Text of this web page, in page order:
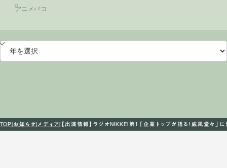
TOP お知らせメディア 【出演情報】ラジオNIKKEI第1 「企業トップが語る！威風堂々
アニメバコ